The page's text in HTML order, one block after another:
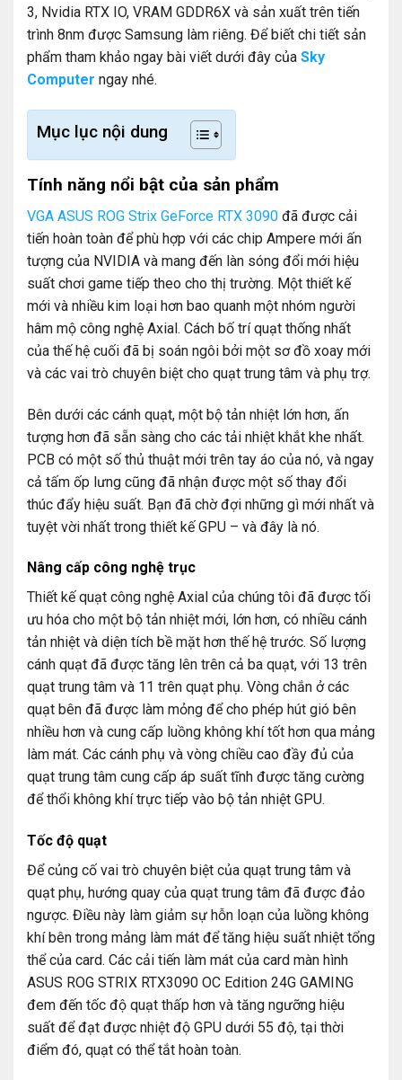
3, Nvidia RTX IO, VRAM GDDR6X và sản xuất trên tiến
trình 8nm được Samsung làm riêng. Để biết chi tiết sản
phẩm tham khảo ngay bài viết dưới đây của Sky
Computer ngay nhé.
Mục lục nội dung
Tính năng nổi bật của sản phẩm
VGA ASUS ROG Strix GeForce RTX 3090 đã được cải
tiến hoàn toàn để phù hợp với các chip Ampere mới ấn
tượng của NVIDIA và mang đến làn sóng đổi mới hiệu
suất chơi game tiếp theo cho thị trường. Một thiết kế
mới và nhiều kim loại hơn bao quanh một nhóm người
hâm mộ công nghệ Axial. Cách bố trí quạt thống nhất
của thế hệ cuối đã bị soán ngôi bởi một sơ đồ xoay mới
và các vai trò chuyên biệt cho quạt trung tâm và phụ trợ.
Bên dưới các cánh quạt, một bộ tản nhiệt lớn hơn, ấn
tượng hơn đã sẵn sàng cho các tải nhiệt khắt khe nhất.
PCB có một số thủ thuật mới trên tay áo của nó, và ngay
cả tấm ốp lưng cũng đã nhận được một số thay đổi
thúc đẩy hiệu suất. Bạn đã chờ đợi những gì mới nhất và
tuyệt vời nhất trong thiết kế GPU – và đây là nó.
Nâng cấp công nghệ trục
Thiết kế quạt công nghệ Axial của chúng tôi đã được tối
ưu hóa cho một bộ tản nhiệt mới, lớn hơn, có nhiều cánh
tản nhiệt và diện tích bề mặt hơn thế hệ trước. Số lượng
cánh quạt đã được tăng lên trên cả ba quạt, với 13 trên
quạt trung tâm và 11 trên quạt phụ. Vòng chắn ở các
quạt bên đã được làm mỏng để cho phép hút gió bên
nhiều hơn và cung cấp luồng không khí tốt hơn qua mảng
làm mát. Các cánh phụ và vòng chiều cao đầy đủ của
quạt trung tâm cung cấp áp suất tĩnh được tăng cường
để thổi không khí trực tiếp vào bộ tản nhiệt GPU.
Tốc độ quạt
Để củng cố vai trò chuyên biệt của quạt trung tâm và
quạt phụ, hướng quay của quạt trung tâm đã được đảo
ngược. Điều này làm giảm sự hỗn loạn của luồng không
khí bên trong mảng làm mát để tăng hiệu suất nhiệt tổng
thể của card. Các cải tiến làm mát của card màn hình
ASUS ROG STRIX RTX3090 OC Edition 24G GAMING
đem đến tốc độ quạt thấp hơn và tăng ngưỡng hiệu
suất để đạt được nhiệt độ GPU dưới 55 độ, tại thời
điểm đó, quạt có thể tắt hoàn toàn.